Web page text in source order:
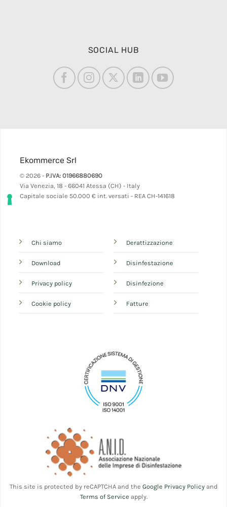
SOCIAL HUB
Ekommerce Srl
© 2026 - P.IVA: 01966880690
Via Venezia, 18 - 66041 Atessa (CH) - Italy
Capitale sociale 50.000 € int. versati - REA CH-141618
Chi siamo
Download
Privacy policy
Cookie policy
Derattizzazione
Disinfestazione
Disinfezione
Fatture
This site is protected by reCAPTCHA and the Google Privacy Policyand
Terms of Service apply.